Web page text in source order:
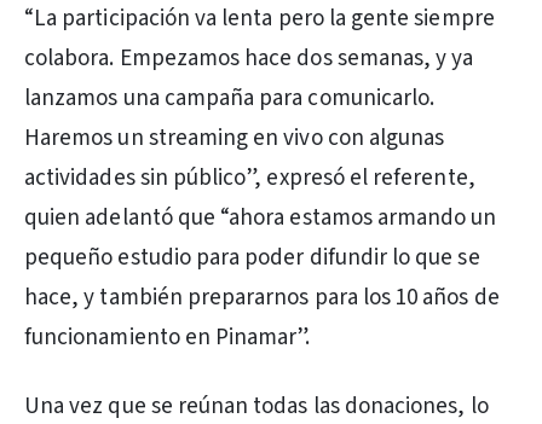
“La participación va lenta pero la gente siempre
colabora. Empezamos hace dos semanas, y ya
lanzamos una campaña para comunicarlo.
Haremos un streaming en vivo con algunas
actividades sin público”, expresó el referente,
quien adelantó que “ahora estamos armando un
pequeño estudio para poder difundir lo que se
hace, y también prepararnos para los 10 años de
funcionamiento en Pinamar”.
Una vez que se reúnan todas las donaciones, lo